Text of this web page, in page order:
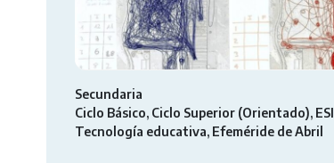
Secundaria
Ciclo Básico Ciclo Superior (Orientado) ESI
Tecnología educativa Efeméride de Abril